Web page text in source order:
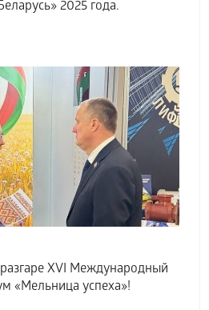
2025 года.
XVI Международный
«Мельница успеха»!